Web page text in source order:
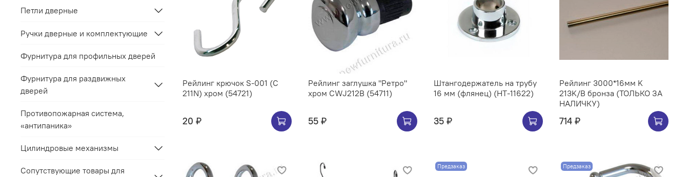
Рейлинг крючок S-001 (C
211N) хром (54721)
20 ₽
Рейлинг заглушка "Ретро"
хром CWJ212B (54711)
55 ₽
Штангодержатель на трубу
16 мм (флянец) (НТ-11622)
35 ₽
Рейлинг 3000*16мм K
213K/B бронза (ТОЛЬКО ЗА
НАЛИЧКУ)
714 ₽
Предзаказ Предзаказ
Петли дверные
Ручки дверные и комплектующие
Фурнитура для профильных дверей
Фурнитура для раздвижных
дверей
Противопожарная система,
«антипаника»
Цилиндровые механизмы
Сопутствующие товары для